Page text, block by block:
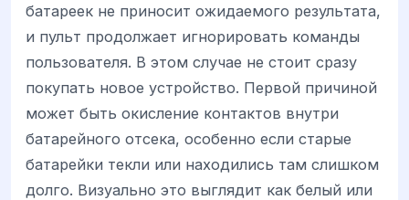
батареек не приносит ожидаемого результата,
и пульт продолжает игнорировать команды
пользователя. В этом случае не стоит сразу
покупать новое устройство. Первой причиной
может быть окисление контактов внутри
батарейного отсека, особенно если старые
батарейки текли или находились там слишком
долго. Визуально это выглядит как белый или